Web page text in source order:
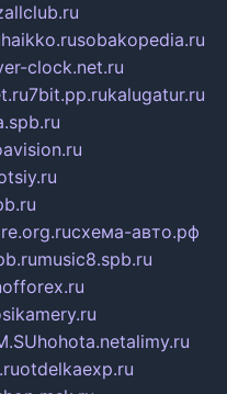
haikko.rusobakopedia.ru
clock.net.ru
7bit.pp.rukalugatur.ru
схема-авто.рф
music8.spb.ru
hohota.netalimy.ru
otdelkaexp.ru